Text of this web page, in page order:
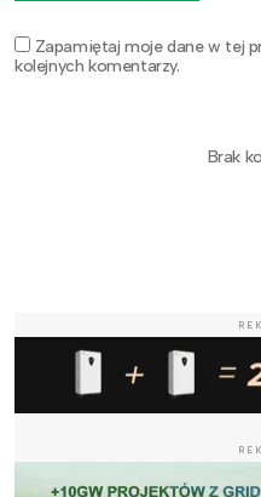
Zapamiętaj moje dane w tej
kolejnych komentarzy.
Brak